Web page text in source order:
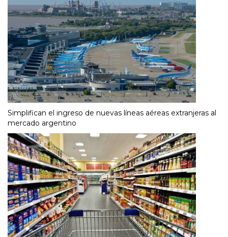
Simplifican el ingreso de nuevas líneas aéreas extranjeras al
mercado argentino